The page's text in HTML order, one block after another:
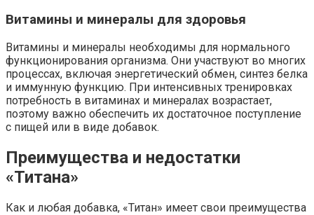
Витамины и минералы для здоровья
Витамины и минералы необходимы для нормального
функционирования организма. Они участвуют во многих
процессах, включая энергетический обмен, синтез белка
и иммунную функцию. При интенсивных тренировках
потребность в витаминах и минералах возрастает,
поэтому важно обеспечить их достаточное поступление
с пищей или в виде добавок.
Преимущества и недостатки
«Титана»
Как и любая добавка, «Титан» имеет свои преимущества